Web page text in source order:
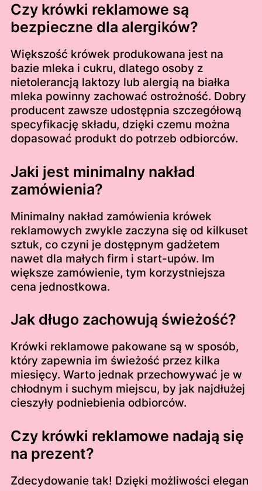
Czy krówki reklamowe są
bezpieczne dla alergików?
Większość krówek produkowana jest na
bazie mleka i cukru, dlatego osoby z
nietolerancją laktozy lub alergią na białka
mleka powinny zachować ostrożność. Dobry
producent zawsze udostępnia szczegółową
specyfikację składu, dzięki czemu można
dopasować produkt do potrzeb odbiorców.
Jaki jest minimalny nakład
zamówienia?
Minimalny nakład zamówienia krówek
reklamowych zwykle zaczyna się od kilkuset
sztuk, co czyni je dostępnym gadżetem
nawet dla małych firm i start-upów. Im
większe zamówienie, tym korzystniejsza
cena jednostkowa.
Jak długo zachowują świeżość?
Krówki reklamowe pakowane są w sposób,
który zapewnia im świeżość przez kilka
miesięcy. Warto jednak przechowywać je w
chłodnym i suchym miejscu, by jak najdłużej
cieszyły podniebienia odbiorców.
Czy krówki reklamowe nadają się
na prezent?
Zdecydowanie tak! Dzięki możliwości elegan